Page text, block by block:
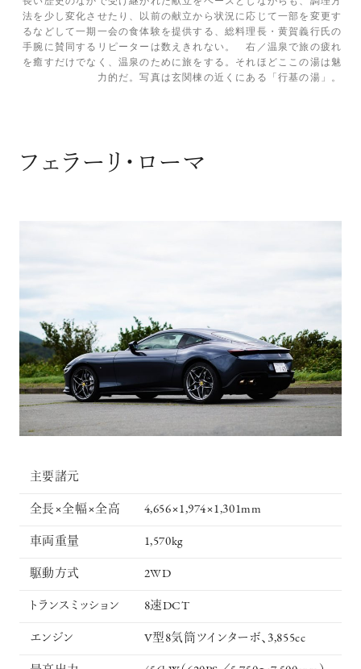
法を少し変化させたり、以前の献立から状況に応じて一部を変更す
るなどして一期一会の食体験を提供する、総料理長・黄賀義行氏の
手腕に賛同するリピーターは数えきれない。 右／温泉で旅の疲れ
を癒すだけでなく、温泉のために旅をする。それほどここの湯は魅
力的だ。写真は玄関棟の近くにある「行基の湯」。
フェラーリ・ローマ
主要諸元
全長×全幅×全高 4,656×1,974×1,301mm
車両重量 1,570kg
駆動方式 2WD
トランスミッション 8速DCT
エンジン V型8気筒ツインターボ、3,855cc